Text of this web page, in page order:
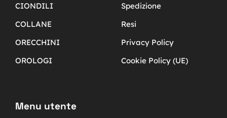
CIONDILI
COLLANE
ORECCHINI
OROLOGI
Spedizione
Resi
Privacy Policy
Cookie Policy (UE)
Menu utente